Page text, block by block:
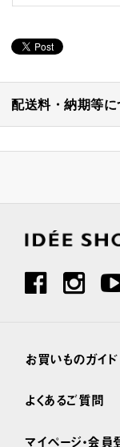
配送料・納期等に
お買いものガイド
よくあるご質問
マイページ・会員